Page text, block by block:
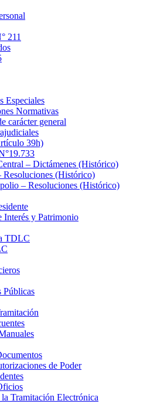
211
Especiales
Normativas
carácter general
39h)
– Dictámenes (Histórico)
Resoluciones (Histórico)
– Resoluciones (Histórico)
Interés y Patrimonio
TDLC
Públicas
de Poder
Tramitación Electrónica